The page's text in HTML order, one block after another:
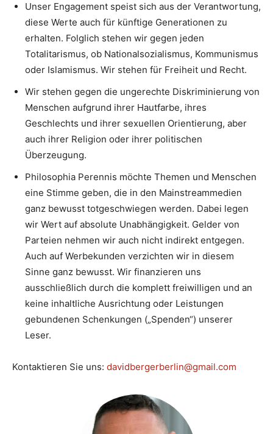
Unser Engagement speist sich aus der Verantwortung,
diese Werte auch für künftige Generationen zu
erhalten. Folglich stehen wir gegen jeden
Totalitarismus, ob Nationalsozialismus, Kommunismus
oder Islamismus. Wir stehen für Freiheit und Recht.
Wir stehen gegen die ungerechte Diskriminierung von
Menschen aufgrund ihrer Hautfarbe, ihres
Geschlechts und ihrer sexuellen Orientierung, aber
auch ihrer Religion oder ihrer politischen
Überzeugung.
Philosophia Perennis möchte Themen und Menschen
eine Stimme geben, die in den Mainstreammedien
ganz bewusst totgeschwiegen werden. Dabei legen
wir Wert auf absolute Unabhängigkeit. Gelder von
Parteien nehmen wir auch nicht indirekt entgegen.
Auch auf Werbekunden verzichten wir in diesem
Sinne ganz bewusst. Wir finanzieren uns
ausschließlich durch die komplett freiwilligen und an
keine inhaltliche Ausrichtung oder Leistungen
gebundenen Schenkungen („Spenden“) unserer
Leser.
Kontaktieren Sie uns: davidbergerberlin@gmail.com